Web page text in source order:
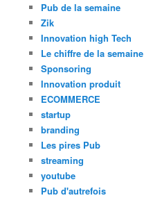
Pub de la semaine
Zik
Innovation high Tech
Le chiffre de la semaine
Sponsoring
Innovation produit
ECOMMERCE
startup
branding
Les pires Pub
streaming
youtube
Pub d'autrefois